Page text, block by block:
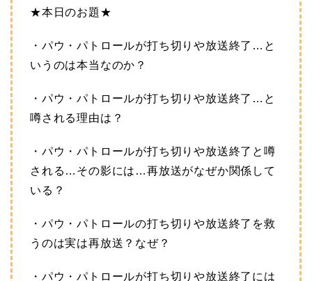
★本日のお題★
・パウ・パトロールが打ち切りや放送終了…と
いうのは本当なのか？
・パウ・パトロールが打ち切りや放送終了…と
噂される理由は？
・パウ・パトロールが打ち切りや放送終了と噂
される…その影には…再放送がなぜか関係して
いる？
・パウ・パトロールの打ち切りや放送終了を救
うのは実は再放送？なぜ？
・パウ・パトロールが打ち切りや放送終了には